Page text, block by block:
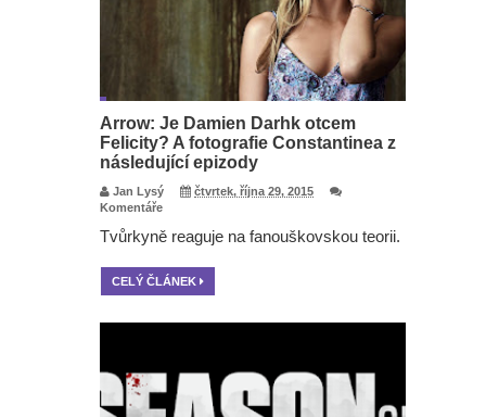
Arrow: Je Damien Darhk otcem
Felicity? A fotografie Constantinea z
následující epizody
Jan Lysý
čtvrtek, října 29, 2015
Komentáře
Tvůrkyně reaguje na fanouškovskou teorii.
CELÝ ČLÁNEK